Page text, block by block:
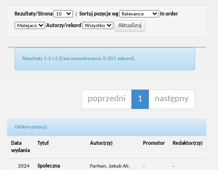
Rezultaty/Strona Sortuj pozycje wg In order
Autorzy/rekord
Rezultaty 1-2 z 2 (Czas wyszukiwania: 0.001 sekund).
poprzedni 1 następny
Odsłon pozycji:
Data
wydania
Tytuł Autor(rzy) Promotor Redaktor(rzy)
2024
Społeczna
Farhan, Jakub Ali;
- -